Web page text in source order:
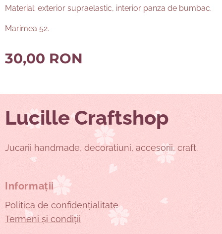
Material: exterior supraelastic, interior panza de bumbac.
Marimea 52.
30,00 RON
Lucille Craftshop
Jucarii handmade, decoratiuni, accesorii, craft.
Informații
Politica de confidențialitate
Termeni și condiții